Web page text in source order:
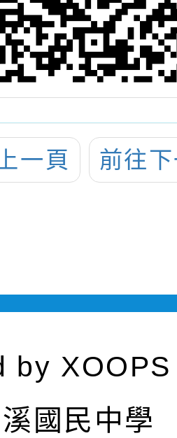
一頁 前往
by XOOPS
國民中學